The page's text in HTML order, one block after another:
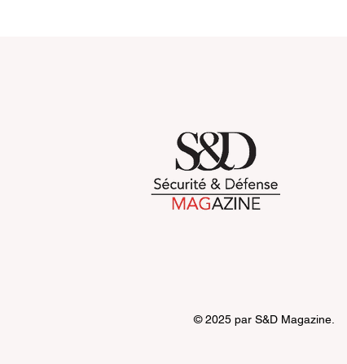
resilience : rebuilding
Space
© 2025 par S&D Magazine.